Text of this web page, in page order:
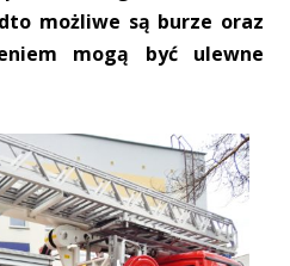
możliwe są burze oraz
mogą być ulewne